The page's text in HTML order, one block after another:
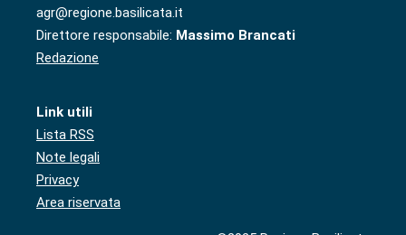
agr@regione.basilicata.it
Direttore responsabile: Massimo Brancati
Redazione
Link utili
Lista RSS
Note legali
Privacy
Area riservata